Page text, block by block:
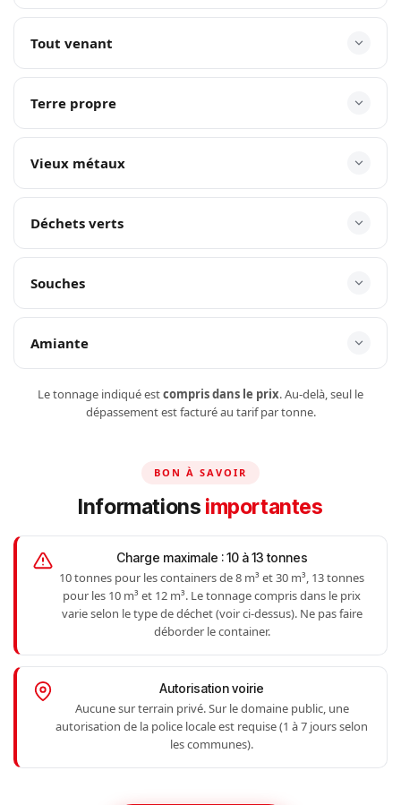
Tout venant
Terre propre
Vieux métaux
Déchets verts
Souches
Amiante
Le tonnage indiqué estcompris dans le prix. Au-delà, seul le
dépassement est facturé au tarif par tonne.
BON À SAVOIR
Informations importantes
Charge maximale : 10 à 13 tonnes
10 tonnes pour les containers de 8 m³ et 30 m³, 13 tonnes
pour les 10 m³ et 12 m³. Le tonnage compris dans le prix
varie selon le type de déchet (voir ci-dessus). Ne pas faire
déborder le container.
Autorisation voirie
Aucune sur terrain privé. Sur le domaine public, une
autorisation de la police locale est requise (1 à 7 jours selon
les communes).